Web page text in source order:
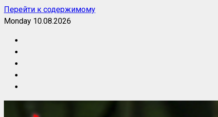
Перейти к содержимому
Monday 10.08.2026